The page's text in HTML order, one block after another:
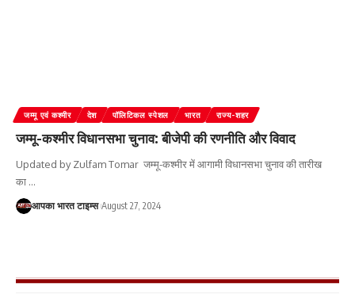
जम्‍मू एवं कश्‍मीर देश पॉलिटिकल स्पेशल भारत राज्य-शहर
जम्मू-कश्मीर विधानसभा चुनाव: बीजेपी की रणनीति और विवाद
Updated by Zulfam Tomar जम्मू-कश्मीर में आगामी विधानसभा चुनाव की तारीख
का …
आपका भारत टाइम्स August 27, 2024